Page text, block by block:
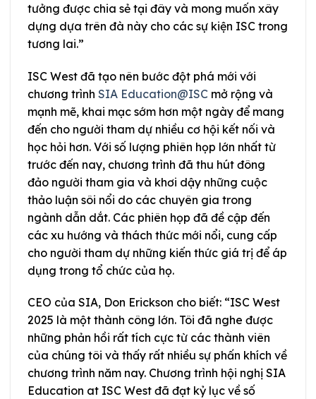
tưởng được chia sẻ tại đây và mong muốn xây
dựng dựa trên đà này cho các sự kiện ISC trong
tương lai.”
ISC West đã tạo nên bước đột phá mới với
chương trình SIA Education@ISC mở rộng và
mạnh mẽ, khai mạc sớm hơn một ngày để mang
đến cho người tham dự nhiều cơ hội kết nối và
học hỏi hơn. Với số lượng phiên họp lớn nhất từ
trước đến nay, chương trình đã thu hút đông
đảo người tham gia và khơi dậy những cuộc
thảo luận sôi nổi do các chuyên gia trong
ngành dẫn dắt. Các phiên họp đã đề cập đến
các xu hướng và thách thức mới nổi, cung cấp
cho người tham dự những kiến thức giá trị để áp
dụng trong tổ chức của họ.
CEO của SIA, Don Erickson cho biết: “ISC West
2025 là một thành công lớn. Tôi đã nghe được
những phản hồi rất tích cực từ các thành viên
của chúng tôi và thấy rất nhiều sự phấn khích về
chương trình năm nay. Chương trình hội nghị SIA
Education at ISC West đã đạt kỷ lục về số